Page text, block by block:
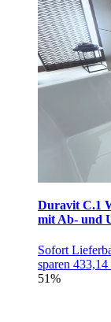
Duravit C.1
mit Ab- und
Sofort
sparen 433,14
51%